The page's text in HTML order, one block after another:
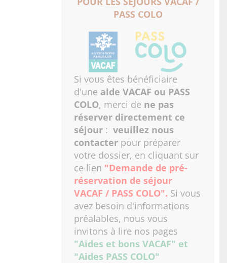
PASS COLO
Si vous êtes bénéficiaire
d'une aide VACAF ou PASS
COLO, merci de ne pas
réserver directement ce
séjour :veuillez nous
contacter pour préparer
votre dossier, en cliquant sur
ce lien "Demande de pré-
réservation de séjour
VACAF / PASS COLO". Si vous
avez besoin d'informations
préalables, nous vous
invitons à lire nos pages
"Aides et bons VACAF" et
"Aides PASS COLO"